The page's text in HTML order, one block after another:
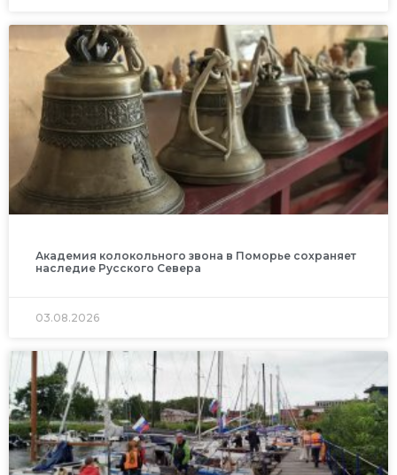
Академия колокольного звона в Поморье сохраняет
наследие Русского Севера
03.08.2026